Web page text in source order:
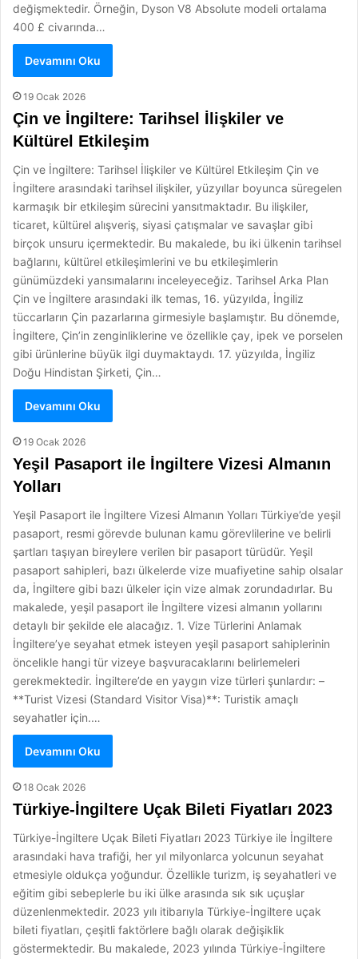
değişmektedir. Örneğin, Dyson V8 Absolute modeli ortalama
400 £ civarında…
Devamını Oku
19 Ocak 2026
Çin ve İngiltere: Tarihsel İlişkiler ve
Kültürel Etkileşim
Çin ve İngiltere: Tarihsel İlişkiler ve Kültürel Etkileşim Çin ve
İngiltere arasındaki tarihsel ilişkiler, yüzyıllar boyunca süregelen
karmaşık bir etkileşim sürecini yansıtmaktadır. Bu ilişkiler,
ticaret, kültürel alışveriş, siyasi çatışmalar ve savaşlar gibi
birçok unsuru içermektedir. Bu makalede, bu iki ülkenin tarihsel
bağlarını, kültürel etkileşimlerini ve bu etkileşimlerin
günümüzdeki yansımalarını inceleyeceğiz. Tarihsel Arka Plan
Çin ve İngiltere arasındaki ilk temas, 16. yüzyılda, İngiliz
tüccarların Çin pazarlarına girmesiyle başlamıştır. Bu dönemde,
İngiltere, Çin’in zenginliklerine ve özellikle çay, ipek ve porselen
gibi ürünlerine büyük ilgi duymaktaydı. 17. yüzyılda, İngiliz
Doğu Hindistan Şirketi, Çin…
Devamını Oku
19 Ocak 2026
Yeşil Pasaport ile İngiltere Vizesi Almanın
Yolları
Yeşil Pasaport ile İngiltere Vizesi Almanın Yolları Türkiye’de yeşil
pasaport, resmi görevde bulunan kamu görevlilerine ve belirli
şartları taşıyan bireylere verilen bir pasaport türüdür. Yeşil
pasaport sahipleri, bazı ülkelerde vize muafiyetine sahip olsalar
da, İngiltere gibi bazı ülkeler için vize almak zorundadırlar. Bu
makalede, yeşil pasaport ile İngiltere vizesi almanın yollarını
detaylı bir şekilde ele alacağız. 1. Vize Türlerini Anlamak
İngiltere’ye seyahat etmek isteyen yeşil pasaport sahiplerinin
öncelikle hangi tür vizeye başvuracaklarını belirlemeleri
gerekmektedir. İngiltere’de en yaygın vize türleri şunlardır: –
**Turist Vizesi (Standard Visitor Visa)**: Turistik amaçlı
seyahatler için.…
Devamını Oku
18 Ocak 2026
Türkiye-İngiltere Uçak Bileti Fiyatları 2023
Türkiye-İngiltere Uçak Bileti Fiyatları 2023 Türkiye ile İngiltere
arasındaki hava trafiği, her yıl milyonlarca yolcunun seyahat
etmesiyle oldukça yoğundur. Özellikle turizm, iş seyahatleri ve
eğitim gibi sebeplerle bu iki ülke arasında sık sık uçuşlar
düzenlenmektedir. 2023 yılı itibarıyla Türkiye-İngiltere uçak
bileti fiyatları, çeşitli faktörlere bağlı olarak değişiklik
göstermektedir. Bu makalede, 2023 yılında Türkiye-İngiltere